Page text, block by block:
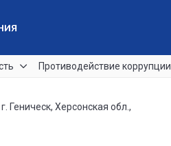
Противодействие коррупции
Геническ, Херсонская обл.,